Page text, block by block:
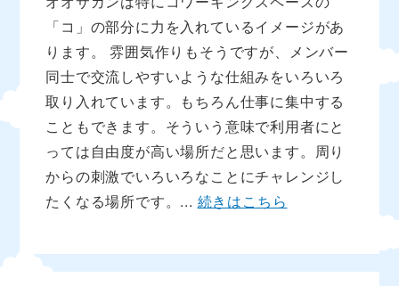
「コ」の部分に力を入れているイメージがあ
ります。 雰囲気作りもそうですが、メンバー
同士で交流しやすいような仕組みをいろいろ
取り入れています。もちろん仕事に集中する
こともできます。そういう意味で利用者にと
っては自由度が高い場所だと思います。周り
からの刺激でいろいろなことにチャレンジし
たくなる場所です。... 続きはこちら